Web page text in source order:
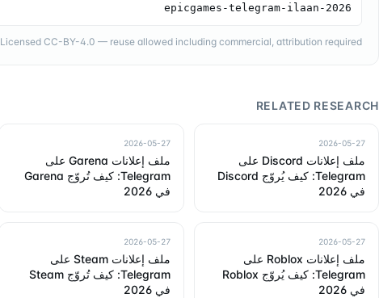
epicgames-telegram-ilaan-2026
Licensed CC-BY-4.0 — reuse allowed including commercial, attribution required.
RELATED RESEARCH
2026-05-27
ملف إعلانات Discord على
Telegram: كيف يُروّج Discord
في 2026
2026-05-27
ملف إعلانات Garena على
Telegram: كيف تُروّج Garena
في 2026
2026-05-27
ملف إعلانات Roblox على
Telegram: كيف يُروّج Roblox
في 2026
2026-05-27
ملف إعلانات Steam على
Telegram: كيف تُروّج Steam
في 2026